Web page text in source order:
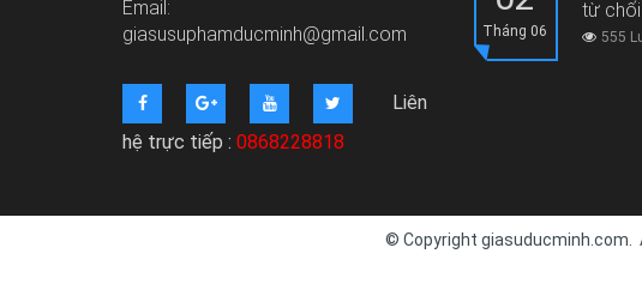
Email:
giasusuphamducminh@gmail.com
Liên
hệ trực tiếp : 0868228818
Tháng 06
từ
sư thi
555
© Copyright giasuducminh.com.